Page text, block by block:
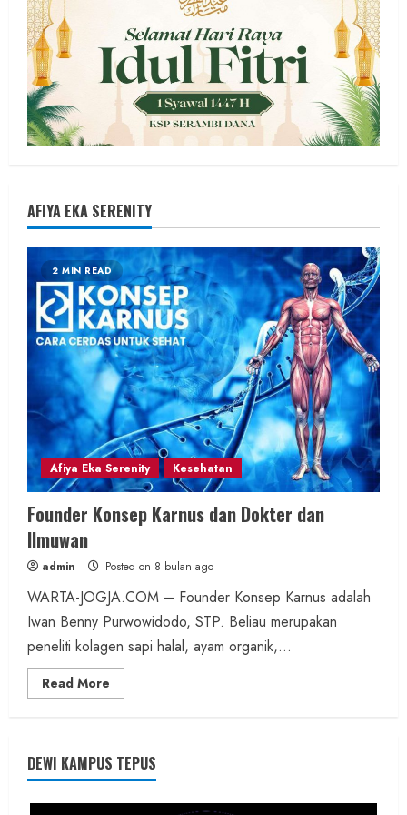
AFIYA EKA SERENITY
2 MIN READ
Afiya Eka Serenity Kesehatan
Founder Konsep Karnus dan Dokter dan
Ilmuwan
admin Posted on 8 bulan ago
WARTA-JOGJA.COM – Founder Konsep Karnus adalah
Iwan Benny Purwowidodo, STP. Beliau merupakan
peneliti kolagen sapi halal, ayam organik,...
Read More
more
dan
Dokter
dan
DEWI KAMPUS TEPUS